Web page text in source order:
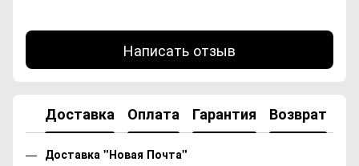
Написать отзыв
Доставка Оплата Гарантия Возврат
Доставка "Новая Почта"